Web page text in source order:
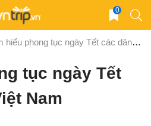
0
phong tục ngày Tết các dân tộc Việt Nam
tục ngày Tết
Nam